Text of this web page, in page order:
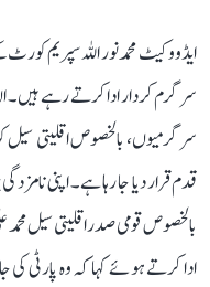
ایڈووکیٹ محمد نور اللہ سپریم
سرگرم کردار ادا کرتے رہے ہیں۔ ان
سرگرمیوں، بالخصوص اقلیتی سیل
قدم قرار دیا جا رہا ہے۔ اپنی
بالخصوص قومی صدر اقلیتی سیل محمد
ادا کرتے ہوئے کہا کہ وہ پارٹی